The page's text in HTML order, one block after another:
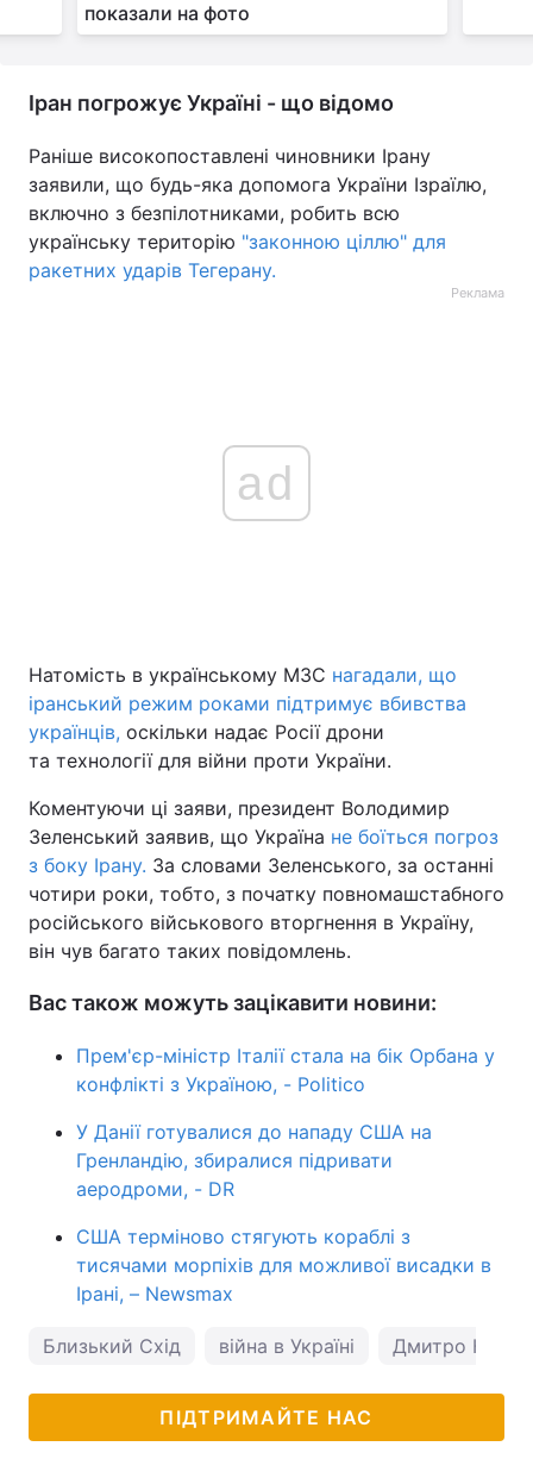
показали на фото
Іран погрожує Україні - що відомо
Раніше високопоставлені чиновники Ірану
заявили, що будь-яка допомога України Ізраїлю,
включно з безпілотниками, робить всю
українську територію "законною ціллю" для
ракетних ударів Тегерану.
Реклама
ad
Натомість в українському МЗС нагадали, що
іранський режим роками підтримує вбивства
українців, оскільки надає Росії дрони
та технології для війни проти України.
Коментуючи ці заяви, президент Володимир
Зеленський заявив, що Україна не боїться погроз
з боку Ірану. За словами Зеленського, за останні
чотири роки, тобто, з початку повномашстабного
російського військового вторгнення в Україну,
він чув багато таких повідомлень.
Вас також можуть зацікавити новини:
Прем'єр-міністр Італії стала на бік Орбана у
конфлікті з Україною, - Politico
У Данії готувалися до нападу США на
Гренландію, збиралися підривати
аеродроми, - DR
США терміново стягують кораблі з
тисячами морпіхів для можливої висадки в
Ірані, – Newsmax
Близький Схід війна в Україні Дмитро
ПІДТРИМАЙТЕ НАС